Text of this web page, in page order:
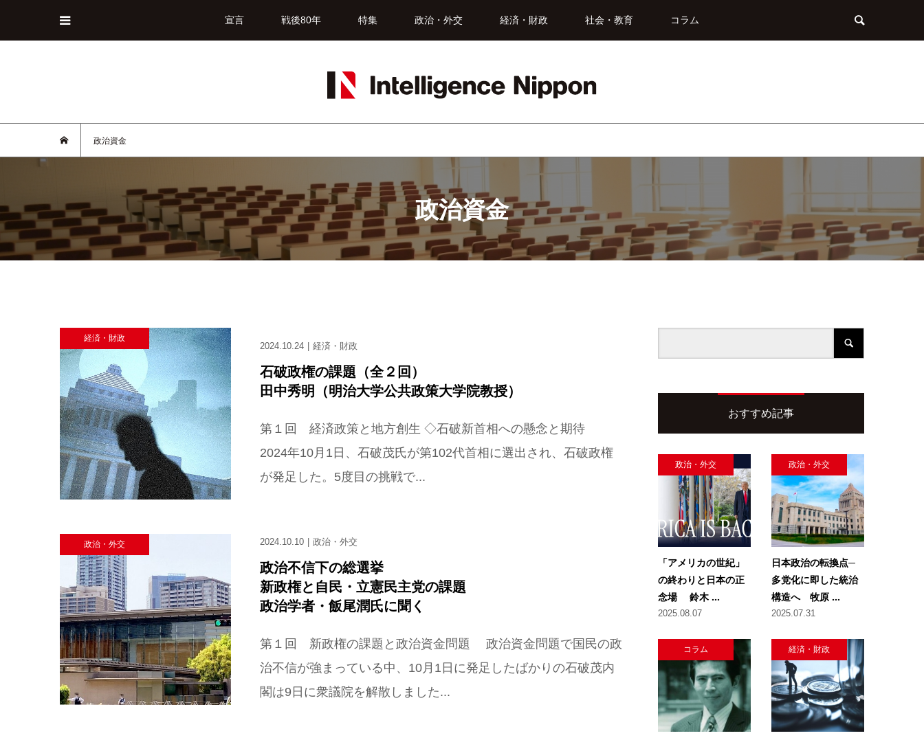
宣言 戦後80年 特集 政治・外交 経済・財政 社会・教育 コラム
政治資金
政治資金
経済・財政
2024.10.24 経済・財政
石破政権の課題（全２回）
田中秀明（明治大学公共政策大学院教授）
第１回 経済政策と地方創生 ◇石破新首相への懸念と期待
2024年10月1日、石破茂氏が第102代首相に選出され、石破政権
が発足した。5度目の挑戦で...
政治・外交 2024.10.10 政治・外交
政治不信下の総選挙
新政権と自民・立憲民主党の課題
政治学者・飯尾潤氏に聞く
第１回 新政権の課題と政治資金問題 政治資金問題で国民の政
治不信が強まっている中、10月1日に発足したばかりの石破茂内
閣は9日に衆議院を解散しました...
おすすめ記事
政治・外交
「アメリカの世紀」
の終わりと日本の正
念場 鈴木 ...
2025.08.07
政治・外交
日本政治の転換点─
多党化に即した統治
構造へ 牧原 ...
2025.07.31
コラム 経済・財政